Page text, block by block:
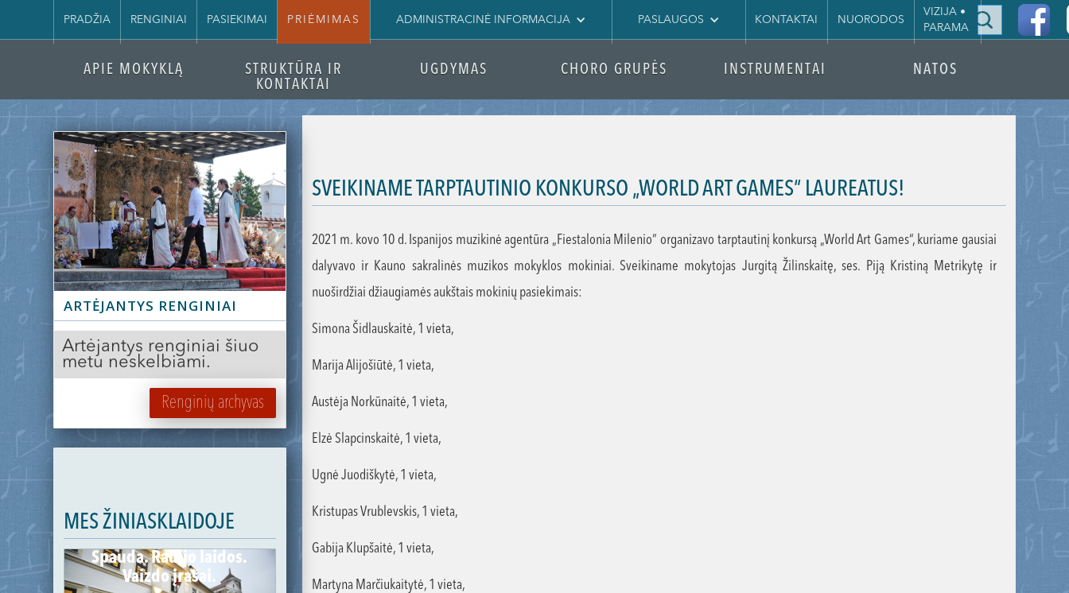
PRADŽIA RENGINIAI PASIEKIMAI PRIĖMIMAS ADMINISTRACINĖ INFORMACIJA PASLAUGOS KONTAKTAI NUORODOS
VIZIJA •
PARAMA
|
APIE MOKYKLĄ
STRUKTŪRA IR
KONTAKTAI
UGDYMAS CHORO GRUPĖS INSTRUMENTAI NATOS
ARTĖJANTYS RENGINIAI
Artėjantys renginiai šiuo
metu neskelbiami.
Renginių archyvas
MES ŽINIASKLAIDOJE
Spauda. Radijo laidos.
Vaizdo įrašai.
SVEIKINAME TARPTAUTINIO KONKURSO „WORLD ART GAMES“ LAUREATUS!
2021 m. kovo 10 d. Ispanijos muzikinė agentūra „Fiestalonia Milenio“ organizavo tarptautinį konkursą „World Art Games“, kuriame gausiai
dalyvavo ir Kauno sakralinės muzikos mokyklos mokiniai. Sveikiname mokytojas Jurgitą Žilinskaitę, ses. Piją Kristiną Metrikytę ir
nuoširdžiai džiaugiamės aukštais mokinių pasiekimais:
Simona Šidlauskaitė, 1 vieta,
Marija Alijošiūtė, 1 vieta,
Austėja Norkūnaitė, 1 vieta,
Elzė Slapcinskaitė, 1 vieta,
Ugnė Juodiškytė, 1 vieta,
Kristupas Vrublevskis, 1 vieta,
Gabija Klupšaitė, 1 vieta,
Martyna Marčiukaitytė, 1 vieta,